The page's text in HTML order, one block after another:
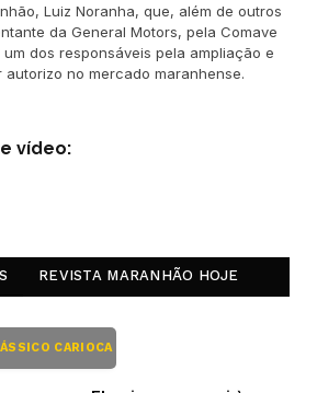
Luiz Noranha, que, além de outros
da General Motors, pela Comave
dos responsáveis pela ampliação e
no mercado maranhense.
vídeo:
REVISTA MARANHÃO HOJE
CARIOCA